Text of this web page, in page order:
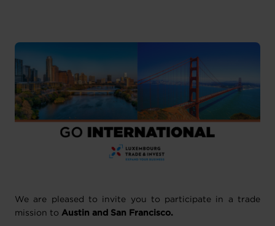
We are pleased to invite you to participate in a trade
mission to Austin and San Francisco.